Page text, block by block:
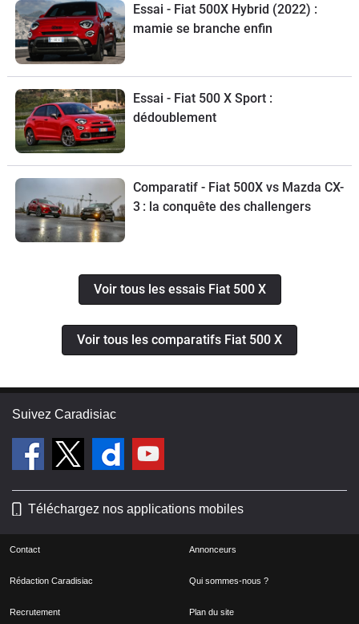
Essai - Fiat 500X Hybrid (2022) :
mamie se branche enfin
Essai - Fiat 500 X Sport :
dédoublement
Comparatif - Fiat 500X vs Mazda CX-
3 : la conquête des challengers
Voir tous les essais Fiat 500 X
Voir tous les comparatifs Fiat 500 X
Suivez Caradisiac
Téléchargez nos applications mobiles
Contact Annonceurs
Rédaction Caradisiac Qui sommes-nous ?
Recrutement Plan du site